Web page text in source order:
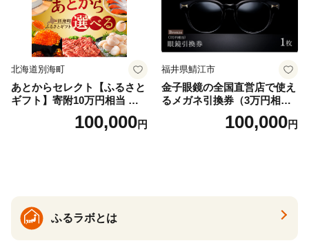
北海道別海町
あとからセレクト【ふるさと
ギフト】寄附10万円相当 あ
とから選べる！ ギフト いく
ら ほたて 海鮮 牛肉 別海町
ギフト ふるさと納税 ）
100,000円
福井県鯖江市
金子眼鏡の全国直営店で使え
るメガネ引換券（3万円相
100,000円
ふるラボとは